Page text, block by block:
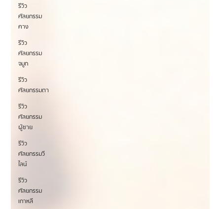
รีวิว
ศัลยกรรม
คาง
รีวิว
ศัลยกรรม
จมูก
รีวิว
ศัลยกรรมตา
รีวิว
ศัลยกรรม
ผู้ชาย
รีวิว
ศัลยกรรมวี
ไลน์
รีวิว
ศัลยกรรม
เกาหลี